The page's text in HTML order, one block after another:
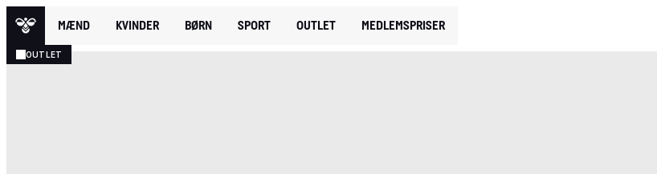
MÆND KVINDER BØRN SPORT OUTLET MEDLEMSPRISER
OUTLET